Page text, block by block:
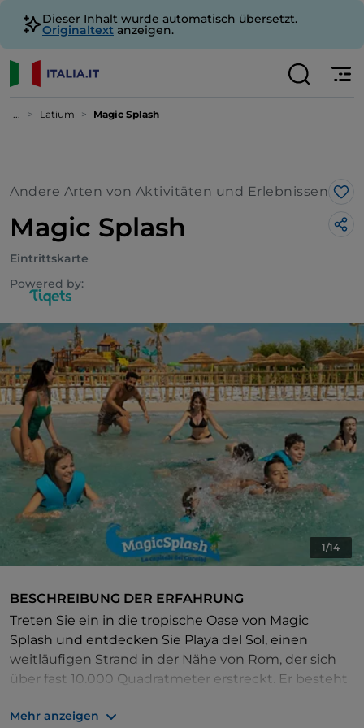
Dieser Inhalt wurde automatisch übersetzt.
Originaltext anzeigen.
... Latium Magic Splash
Andere Arten von Aktivitäten und Erlebnissen
Magic Splash
Eintrittskarte
Powered by:
1/14
BESCHREIBUNG DER ERFAHRUNG
Treten Sie ein in die tropische Oase von Magic
Splash und entdecken Sie Playa del Sol, einen
weitläufigen Strand in der Nähe von Rom, der sich
über fast 10.000 Quadratmeter erstreckt. Er besteht
strahlend weißem Sand, der unter den
Mehr anzeigen